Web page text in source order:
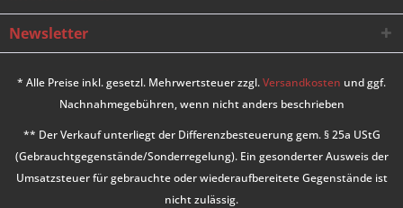
Newsletter
* Alle Preise inkl. gesetzl. Mehrwertsteuer zzgl.Versandkosten und ggf.
Nachnahmegebühren, wenn nicht anders beschrieben
** Der Verkauf unterliegt der Differenzbesteuerung gem. § 25a UStG
(Gebrauchtgegenstände/Sonderregelung). Ein gesonderter Ausweis der
Umsatzsteuer für gebrauchte oder wiederaufbereitete Gegenstände ist
nicht zulässig.